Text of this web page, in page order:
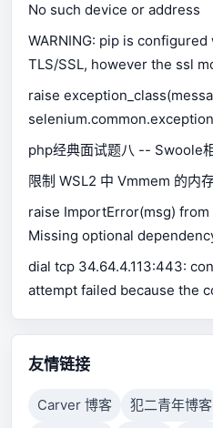
No such device or address
WARNING: pip is
TLS/SSL, however the ssl
available.
raise
php经典面试题八 -- Swoole
限制 WSL2 中 Vmmem 的内
raise ImportError(msg)
Missing optional
for Excel support Use pip
dial tcp 34.64.4.113:443:
attempt failed because the
connection failed because
to respond.
友情链接
Carver 博客 犯二青年博客